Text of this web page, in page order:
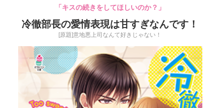
「キスの続きをしてほしいのか？」
冷徹部長の愛情表現は甘すぎなんです！
[原題]意地悪上司なんて好きじゃない！